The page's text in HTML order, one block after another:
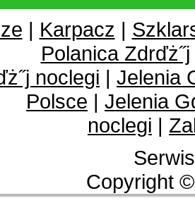
| Karpacz |
Polanica Zdrďż˝j
noclegi | Jelenia
Polsce | Jelenia
noclegi |
Copyright